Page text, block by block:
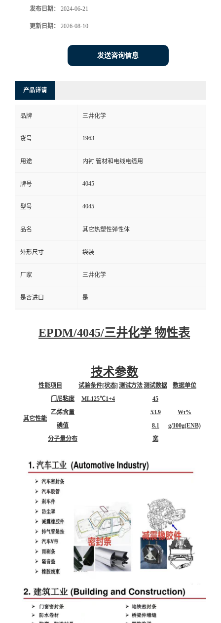
发布日期： 2024-06-21
更新日期： 2026-08-10
发送咨询信息
产品详请
品牌 三井化学
货号 1963
用途 内衬 管材和电线电缆用
牌号 4045
型号 4045
品名 其它热塑性弹性体
外形尺寸 袋装
厂家 三井化学
是否进口 是
EPDM/4045/三井化学 物性表
技术参数
性能项目 试验条件[状态] 测试方法测试数据 数据单位
其它性能
门尼粘度 ML125℃1+4
45
乙烯含量
53.9
Wt%
碘值
8.1
g/100g(ENB)
分子量分布
宽